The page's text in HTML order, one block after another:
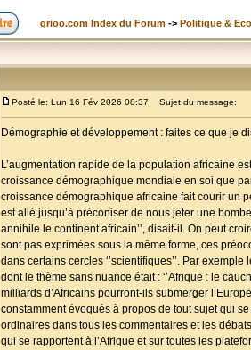
grioo.com Index du Forum -> Politique &
Posté le: Lun 16 Fév 2026 08:37 Sujet du message:
Démographie et développement : faites ce que je
L’augmentation rapide de la population africaine
croissance démographique mondiale en soi que
croissance démographique africaine fait courir un
est allé jusqu’à préconiser de nous jeter une
annihile le continent africain’’, disait-il. On peut
sont pas exprimées sous la même forme, ces
dans certains cercles ‘’scientifiques’’. Par
dont le thème sans nuance était : ‘’Afrique : le
milliards d’Africains pourront-ils submerger l’Europe
constamment évoqués à propos de tout sujet qui
ordinaires dans tous les commentaires et les
qui se rapportent à l’Afrique et sur toutes les